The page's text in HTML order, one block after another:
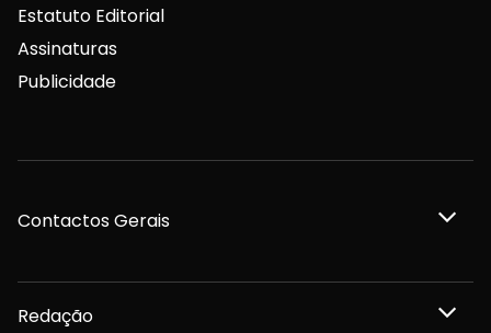
Estatuto Editorial
Assinaturas
Publicidade
Contactos Gerais
Redação